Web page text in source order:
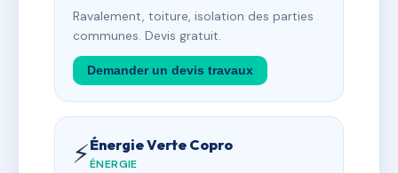
Ravalement, toiture, isolation des parties
communes. Devis gratuit.
Demander un devis travaux
⚡Énergie Verte Copro
ÉNERGIE